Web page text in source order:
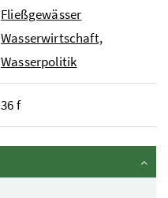
Fließgewässer
Wasserwirtschaft,
Wasserpolitik
36 f